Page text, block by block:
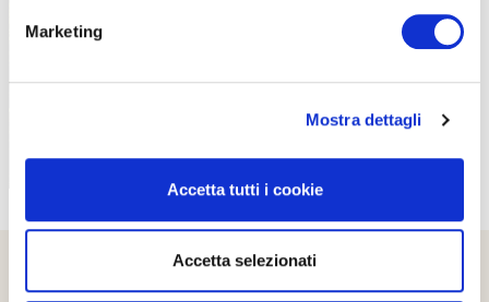
Marketing
Mostra dettagli
Accetta tutti i cookie
Accetta selezionati